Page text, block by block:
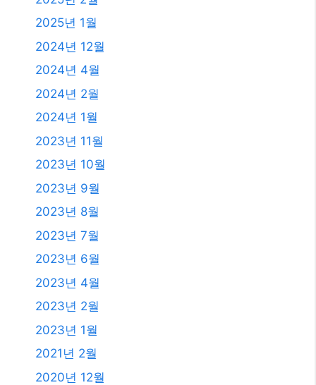
2025년 1월
2024년 12월
2024년 4월
2024년 2월
2024년 1월
2023년 11월
2023년 10월
2023년 9월
2023년 8월
2023년 7월
2023년 6월
2023년 4월
2023년 2월
2023년 1월
2021년 2월
2020년 12월